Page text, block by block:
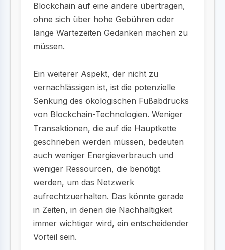
Blockchain auf eine andere übertragen,
ohne sich über hohe Gebühren oder
lange Wartezeiten Gedanken machen zu
müssen.
Ein weiterer Aspekt, der nicht zu
vernachlässigen ist, ist die potenzielle
Senkung des ökologischen Fußabdrucks
von Blockchain-Technologien. Weniger
Transaktionen, die auf die Hauptkette
geschrieben werden müssen, bedeuten
auch weniger Energieverbrauch und
weniger Ressourcen, die benötigt
werden, um das Netzwerk
aufrechtzuerhalten. Das könnte gerade
in Zeiten, in denen die Nachhaltigkeit
immer wichtiger wird, ein entscheidender
Vorteil sein.